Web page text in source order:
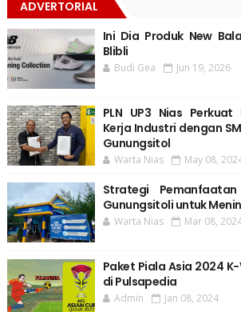
ADVERTORIAL
Ini Dia Produk New
Blibli
Budi Gea Jun 19, 2026
PLN UP3 Nias
Kerja Industri dengan
Gunungsitol
Warta Nias May 08,
Strategi
Gunungsitoli untuk
Warta Nias Mar 08,
Paket Piala Asia 2024
di Pulsapedia
Admin Jan 08, 2024